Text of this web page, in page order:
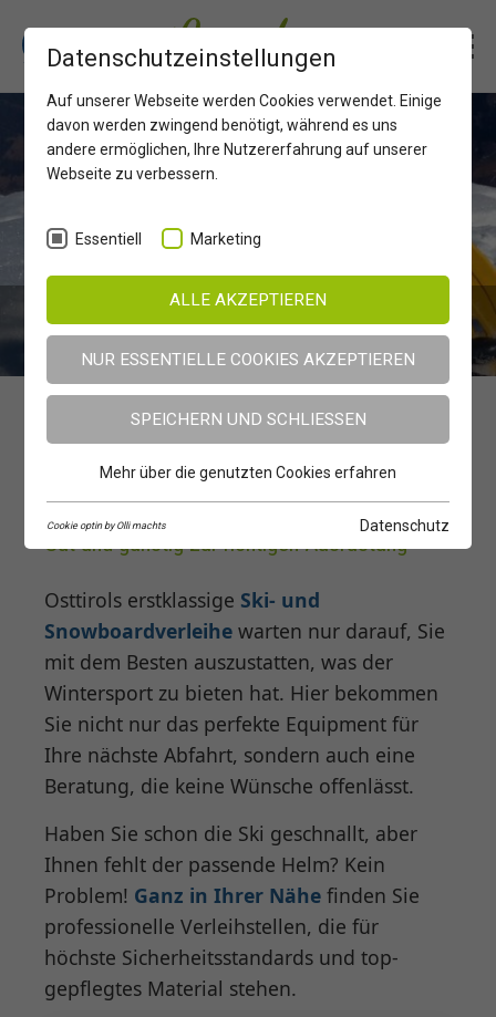
UNTERKÜNFTE ANFRAGEN
Erlebnisregion Osttirol Osttirol im Winter
Ski- und Snowboardverleihe
Gut und günstig zur richtigen Ausrüstung
Osttirols erstklassige Ski- und
Snowboardverleihe warten nur darauf, Sie
mit dem Besten auszustatten, was der
Wintersport zu bieten hat. Hier bekommen
Sie nicht nur das perfekte Equipment für
Ihre nächste Abfahrt, sondern auch eine
Beratung, die keine Wünsche offenlässt.
Haben Sie schon die Ski geschnallt, aber
Ihnen fehlt der passende Helm? Kein
Problem! Ganz in Ihrer Nähe finden Sie
professionelle Verleihstellen, die für
höchste Sicherheitsstandards und top-
gepflegtes Material stehen.
Datenschutzeinstellungen
Auf unserer Webseite werden Cookies verwendet. Einige
davon werden zwingend benötigt, während es uns
andere ermöglichen, Ihre Nutzererfahrung auf unserer
Webseite zu verbessern.
Essentiell Marketing
ALLE AKZEPTIEREN
NUR ESSENTIELLE COOKIES AKZEPTIEREN
SPEICHERN UND SCHLIESSEN
Mehr über die genutzten Cookies erfahren
Cookie optin by Olli machts Datenschutz